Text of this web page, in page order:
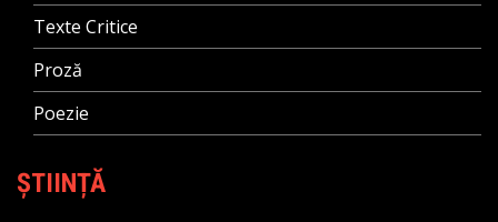
Texte Critice
Proză
Poezie
ȘTIINȚĂ